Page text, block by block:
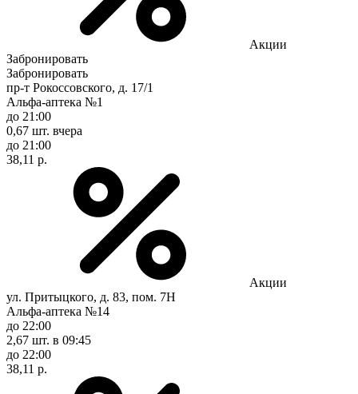
Акции
Забронировать
Забронировать
пр-т Рокоссовского, д. 17/1
Альфа-аптека №1
до 21:00
0,67 шт. вчера
до 21:00
38,11 р.
Акции
ул. Притыцкого, д. 83, пом. 7Н
Альфа-аптека №14
до 22:00
2,67 шт. в 09:45
до 22:00
38,11 р.